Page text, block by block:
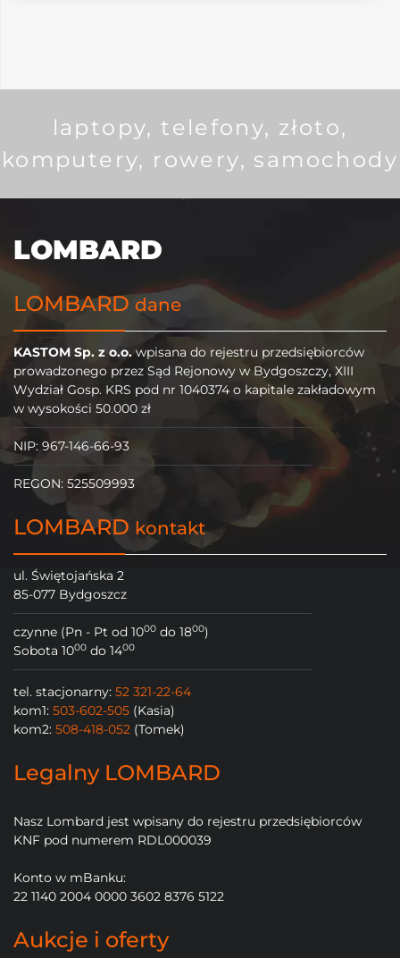
laptopy, telefony, złoto,
komputery, rowery, samochody
LOMBARD
LOMBARD dane
KASTOM Sp. z o.o.wpisana do rejestru przedsiębiorców
prowadzonego przez Sąd Rejonowy w Bydgoszczy, XIII
Wydział Gosp. KRS pod nr 1040374 o kapitale zakładowym
w wysokości 50.000 zł
NIP: 967-146-66-93
REGON: 525509993
LOMBARD kontakt
ul. Świętojańska 2
85-077 Bydgoszcz
czynne (Pn - Pt od 1000 do 1800)
Sobota 1000 do 1400
tel. stacjonarny: 52 321-22-64
kom1: 503-602-505 (Kasia)
kom2: 508-418-052 (Tomek)
Legalny LOMBARD
Nasz Lombard jest wpisany do rejestru przedsiębiorców
KNF pod numerem RDL000039
Konto w mBanku:
22 1140 2004 0000 3602 8376 5122
Aukcje i oferty